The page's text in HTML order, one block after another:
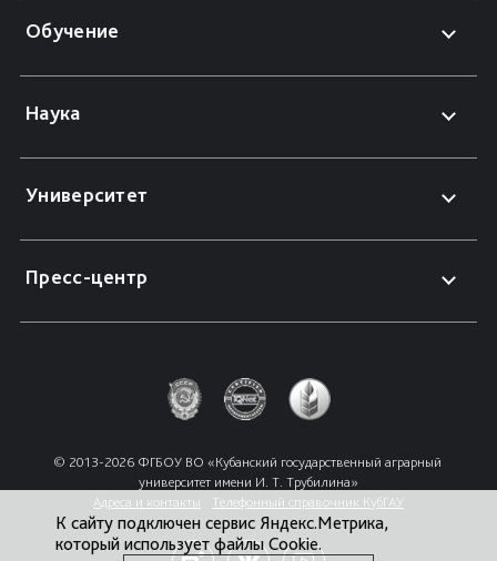
Обучение
Наука
Университет
Пресс-центр
© 2013-2026 ФГБОУ ВО «Кубанский государственный аграрный
университет имени И. Т. Трубилина»
Адреса и контакты
Телефонный справочник КубГАУ
К сайту подключен сервис Яндекс.Метрика,
который использует файлы Cookie.